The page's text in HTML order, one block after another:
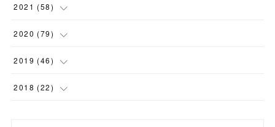
(3)
(5)
(1)
(1)
(1)
(3)
(1)
(1)
2021 (58)
(3)
(3)
(6)
2020 (79)
(11
(12
2019 (46)
(10
2018 (22)